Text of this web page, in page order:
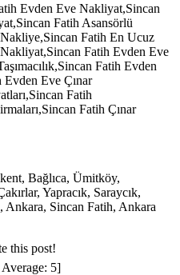
Evden Eve Nakliyat,Sincan
Fatih Asansörlü
Fatih En Ucuz
Fatih Evden Eve
Fatih Evden
Eve Çınar
Fatih
Fatih Çınar
Bağlıca, Ümitköy,
Yapracık, Saraycık,
Ankara, Sincan Fatih, Ankara
this post!
Average: 5]